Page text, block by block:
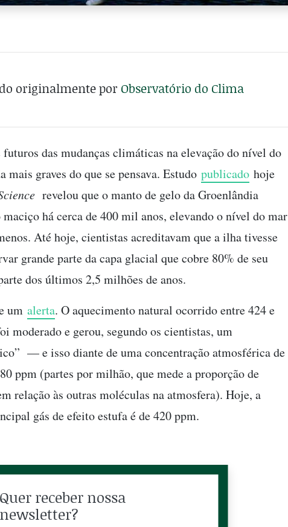
originalmente por Observatório do Clima
das mudanças climáticas na elevação do nível do
mais graves do que se pensava. Estudo publicado hoje
revelou que o manto de gelo da Groenlândia
há cerca de 400 mil anos, elevando o nível do mar
Até hoje, cientistas acreditavam que a ilha tivesse
grande parte da capa glacial que cobre 80% de seu
dos últimos 2,5 milhões de anos.
um alerta. O aquecimento natural ocorrido entre 424 e
moderado e gerou, segundo os cientistas, um
— e isso diante de uma concentração atmosférica de
ppm (partes por milhão, que mede a proporção de
relação às outras moléculas na atmosfera). Hoje, a
gás de efeito estufa é de 420 ppm.
Quer receber nossa
newsletter?